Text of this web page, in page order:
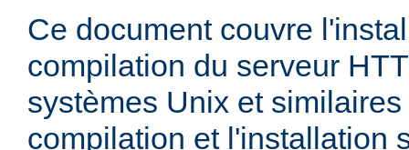
Ce document couvre
compilation du serveur
systèmes Unix et
compilation et l'installation